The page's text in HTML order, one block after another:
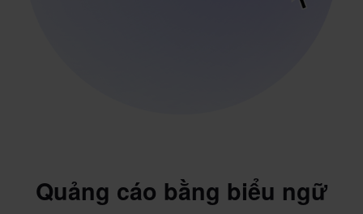
Quảng cáo bằng biểu ngữ